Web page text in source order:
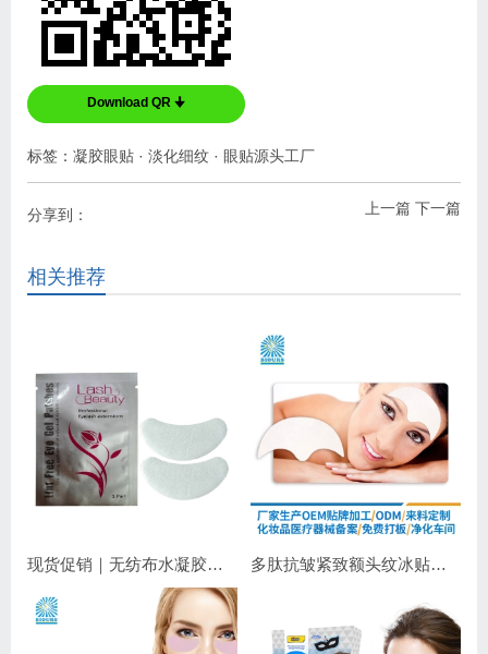
Download QR 🠋
标签： 凝胶眼贴 · 淡化细纹 · 眼贴源头工厂
上一篇 下一篇
分享到：
相关推荐
现货促销｜无纺布水凝胶睫毛眼贴 嫁接睫毛专用 补水保湿不干扰操作 多肽抗皱紧致额头纹冰贴｜淡化抬头纹紧致显年轻